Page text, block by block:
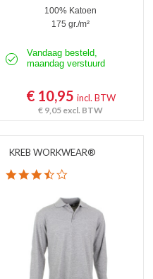
100% Katoen
175 gr./m²
Vandaag besteld,
maandag verstuurd
€ 10,95 incl. BTW
€ 9,05 excl. BTW
KREB WORKWEAR®
3.7 star rating